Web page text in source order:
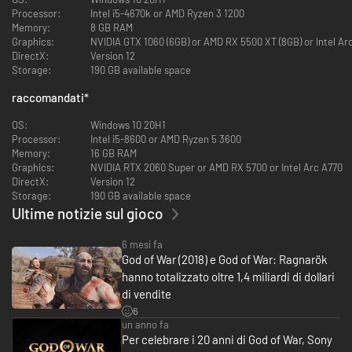
Nel loro cammino si immergeranno in splendidi panorami mitici e
affronteranno temibili nemici sotto forma di dèi norreni e mostri. La
minaccia del Ragnarök si avvicina sempre di più. Kratos e Atreus devono
scegliere tra la salvezza della loro famiglia e quella dei regni.
Atreus cerca informazioni che possano aiutarlo a comprendere la
profezia di ""Loki"" e il ruolo che lo attende nel Ragnarök. Kratos deve
decidere se restare incatenato dalla paura di ripetere i suoi errori o se
liberarsi del passato per diventare il padre di cui ha bisogno Atreus.‎
COMBATTIMENTI INTENSI E FLUIDI
Oltre a una miriade di nuove abilità sia per Kratos che per Atreus, fanno
ritorno il Leviatano, le Lame del caos e lo Scudo del guardiano. Le letali
abilità spartane di Kratos saranno messe a dura prova come non mai
famiglia.
ESPLORA IMMENSI REGNI
Esplora pericolose e straordinarie ambientazioni e accompagna Kratos e
Atreus a cercare risposte.
DOMINA TE STESSO IN GOD OF WAR RAGNARÖK: VALHALLA
L’accesso al DLC God of War Ragnarök: Valhalla è disponibile senza costi
Processor:
Intel i5-4670k or AMD Ryzen 3 1200
Memory:
8 GB RAM
Graphics:
NVIDIA GTX 1060 (6GB) or AMD RX 5500 XT (8GB) or Intel
DirectX:
Version 12
Storage:
190 GB available space
raccomandati*
OS:
Windows 10 20H1
Processor:
Intel i5-8600 or AMD Ryzen 5 3600
Memory:
16 GB RAM
Graphics:
NVIDIA RTX 2060 Super or AMD RX 5700 or Intel Arc A770
DirectX:
Version 12
Storage:
190 GB available space
Ultime notizie sul gioco
6 mesi fa
God of War (2018) e God of War: Ragnarök
hanno totalizzato oltre 1,4 miliardi di dollari
di vendite
6
un anno fa
Per celebrare i 20 anni di God of War, Sony